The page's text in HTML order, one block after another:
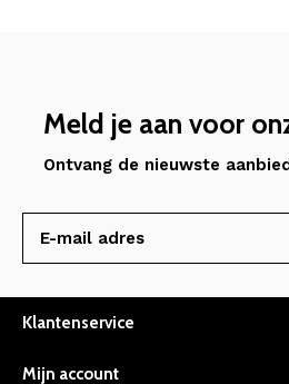
Meld je aan voor
Ontvang de nieuwste
Klantenservice
Mijn account